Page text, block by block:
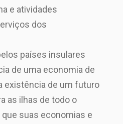
e atividades
dos
países insulares
de uma economia de
existência de um futuro
as ilhas de todo o
suas economias e